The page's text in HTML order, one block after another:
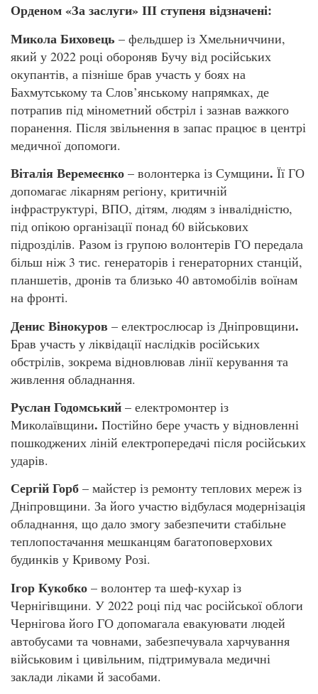
Орденом «За заслуги» ІІІ ступеня відзначені:
Микола Биховець – фельдшер із Хмельниччини,
який у 2022 році обороняв Бучу від російських
окупантів, а пізніше брав участь у боях на
Бахмутському та Слов’янському напрямках, де
потрапив під мінометний обстріл і зазнав важкого
поранення. Після звільнення в запас працює в центрі
медичної допомоги.
Віталія Веремеєнко – волонтерка із Сумщини. Її ГО
допомагає лікарням регіону, критичній
інфраструктурі, ВПО, дітям, людям з інвалідністю,
під опікою організації понад 60 військових
підрозділів. Разом із групою волонтерів ГО передала
більш ніж 3 тис. генераторів і генераторних станцій,
планшетів, дронів та близько 40 автомобілів воїнам
на фронті.
Денис Вінокуров – електрослюсар із Дніпровщини.
Брав участь у ліквідації наслідків російських
обстрілів, зокрема відновлював лінії керування та
живлення обладнання.
Руслан Годомський – електромонтер із
Миколаївщини. Постійно бере участь у відновленні
пошкоджених ліній електропередачі після російських
ударів.
Сергій Горб – майстер із ремонту теплових мереж із
Дніпровщини. За його участю відбулася модернізація
обладнання, що дало змогу забезпечити стабільне
теплопостачання мешканцям багатоповерхових
будинків у Кривому Розі.
Ігор Кукобко – волонтер та шеф-кухар із
Чернігівщини. У 2022 році під час російської облоги
Чернігова його ГО допомагала евакуювати людей
автобусами та човнами, забезпечувала харчування
військовим і цивільним, підтримувала медичні
заклади ліками й засобами.